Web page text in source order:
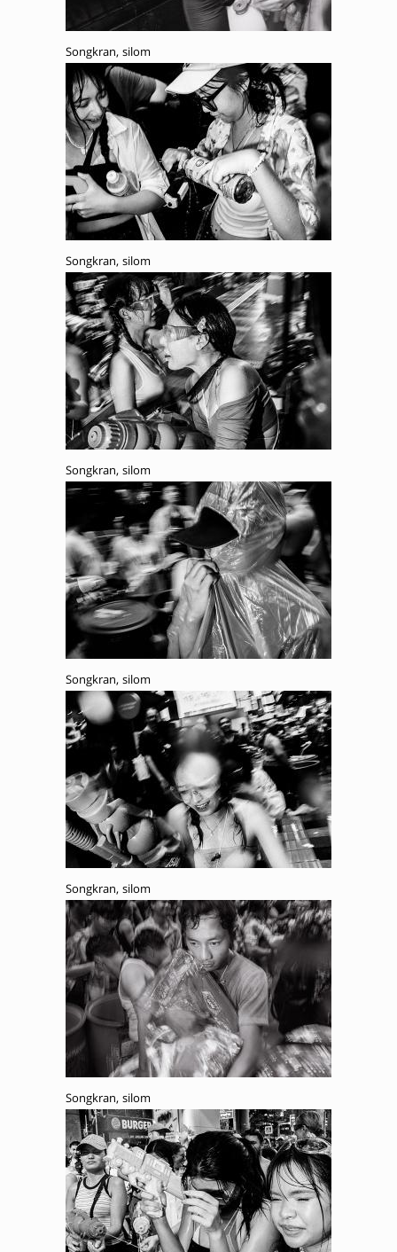
Songkran, silom
Songkran, silom
Songkran, silom
Songkran, silom
Songkran, silom
Songkran, silom